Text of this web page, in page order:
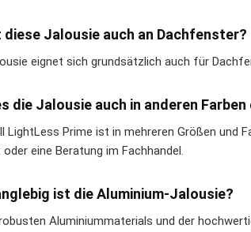
diese Jalousie auch an Dachfenster?
eignet sich grundsätzlich auch für
die Jalousie auch in anderen
LightLess Prime ist in mehreren Größen und
eine Beratung im Fachhandel.
ist die Aluminium-Jalousie?
Aluminiummaterials und der